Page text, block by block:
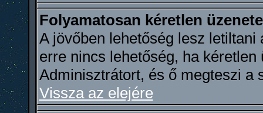
Folyamatosan kéretlen
A jövőben lehetőség lesz
erre nincs lehetőség, ha
Adminisztrátort, és ő megteszi a
Vissza az elejére